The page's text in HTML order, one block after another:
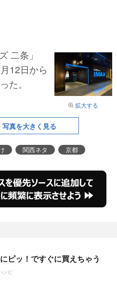
拡大する
二条」
12日から
た。
真を大きく見る
関西ネタ 京都
ピッ！ですぐに買えちゃう
ンピ